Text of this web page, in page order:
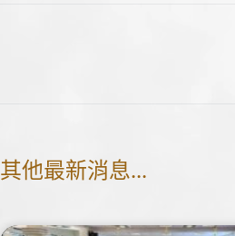
其他最新消息...